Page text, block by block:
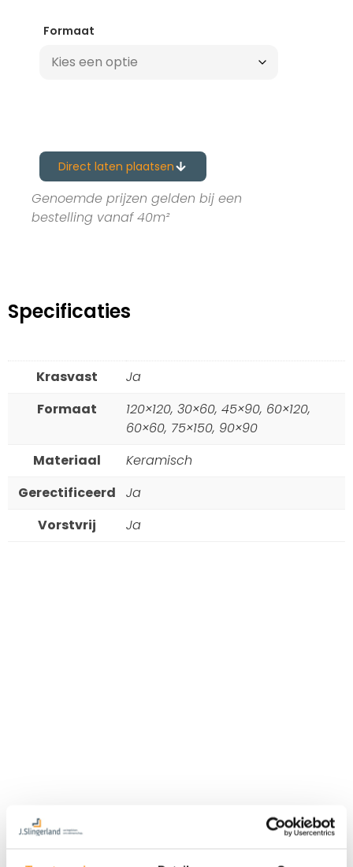
Formaat
Direct laten plaatsen
Genoemde prijzen gelden bij een
bestelling vanaf 40m²
Specificaties
Krasvast
Ja
Formaat
120×120, 30×60, 45×90, 60×120,
60×60, 75×150, 90×90
Materiaal
Keramisch
Gerectificeerd
Ja
Vorstvrij
Ja